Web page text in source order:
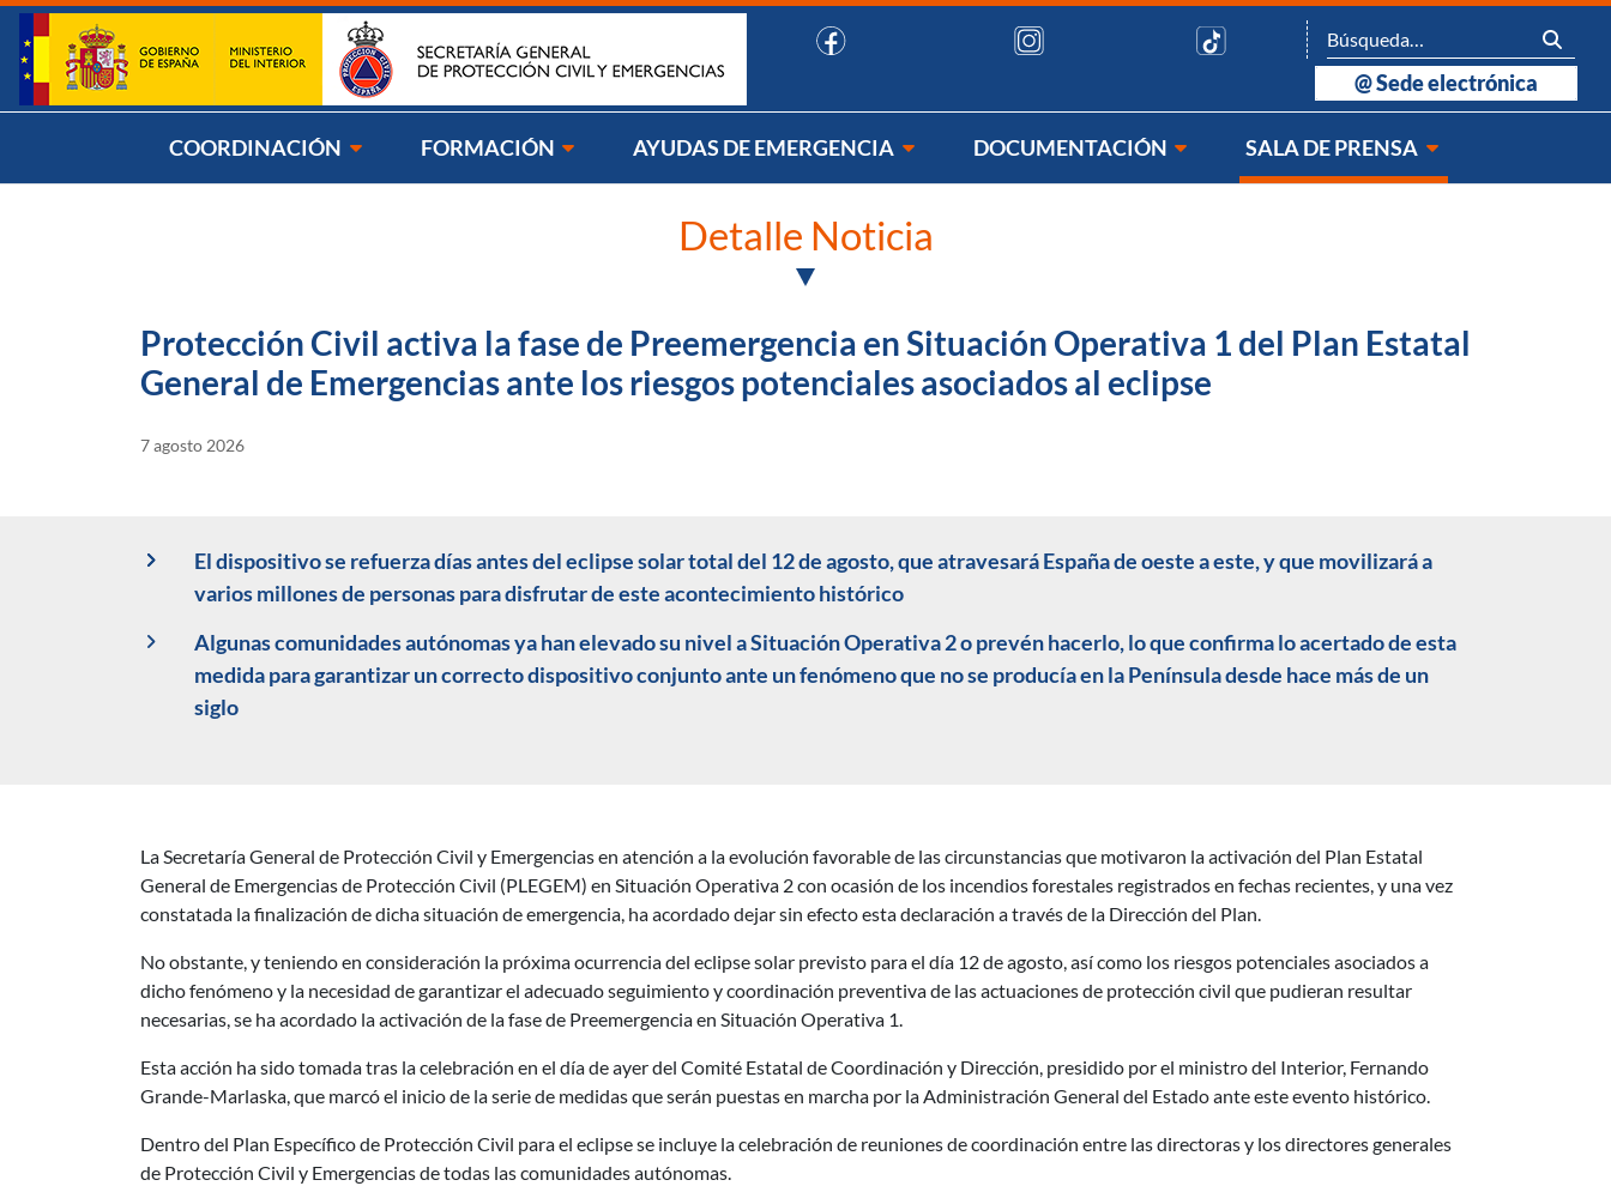
Saltar al contenido
@Sede electrónica
COORDINACIÓN FORMACIÓN AYUDAS DE EMERGENCIA DOCUMENTACIÓN SALA DE PRENSA
Detalle Noticia
Protección Civil activa la fase de Preemergencia en Situación Operativa 1 del Plan Estatal
General de Emergencias ante los riesgos potenciales asociados al eclipse
7 agosto 2026
El dispositivo se refuerza días antes del eclipse solar total del 12 de agosto, que atravesará España de oeste a este, y que movilizará a
varios millones de personas para disfrutar de este acontecimiento histórico
Algunas comunidades autónomas ya han elevado su nivel a Situación Operativa 2 o prevén hacerlo, lo que confirma lo acertado de esta
medida para garantizar un correcto dispositivo conjunto ante un fenómeno que no se producía en la Península desde hace más de un
siglo
Descripción noticia
La Secretaría General de Protección Civil y Emergencias en atención a la evolución favorable de las circunstancias que motivaron la activación del Plan Estatal
General de Emergencias de Protección Civil (PLEGEM) en Situación Operativa 2 con ocasión de los incendios forestales registrados en fechas recientes, y una vez
constatada la finalización de dicha situación de emergencia, ha acordado dejar sin efecto esta declaración a través de la Dirección del Plan.
No obstante, y teniendo en consideración la próxima ocurrencia del eclipse solar previsto para el día 12 de agosto, así como los riesgos potenciales asociados a
dicho fenómeno y la necesidad de garantizar el adecuado seguimiento y coordinación preventiva de las actuaciones de protección civil que pudieran resultar
necesarias, se ha acordado la activación de la fase de Preemergencia en Situación Operativa 1.
Esta acción ha sido tomada tras la celebración en el día de ayer del Comité Estatal de Coordinación y Dirección, presidido por el ministro del Interior, Fernando
Grande-Marlaska, que marcó el inicio de la serie de medidas que serán puestas en marcha por la Administración General del Estado ante este evento histórico.
Dentro del Plan Específico de Protección Civil para el eclipse se incluye la celebración de reuniones de coordinación entre las directoras y los directores generales
de Protección Civil y Emergencias de todas las comunidades autónomas.